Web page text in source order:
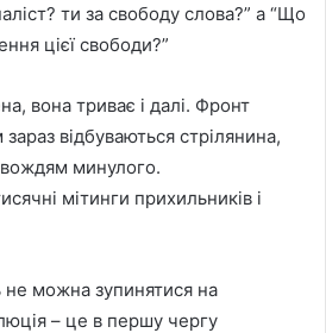
ти за свободу слова?” а “Що
цієї свободи?”
вона триває і далі. Фронт
відбуваються стрілянина,
минулого.
мітинги прихильників і
можна зупинятися на
– це в першу чергу